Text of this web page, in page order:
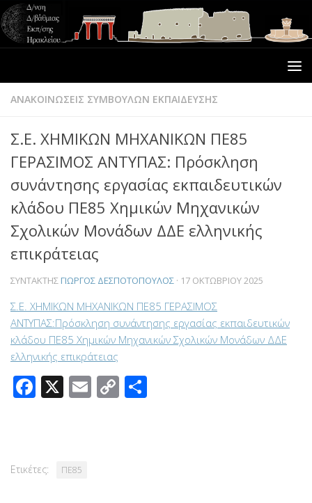
ΑΝΑΚΟΙΝΩΣΕΙΣ ΣΥΜΒΟΥΛΩΝ ΕΚΠΑΙΔΕΥΣΗΣ
Σ.Ε. ΧΗΜΙΚΩΝ ΜΗΧΑΝΙΚΩΝ ΠΕ85
ΓΕΡΑΣΙΜΟΣ ΑΝΤΥΠΑΣ: Πρόσκληση
συνάντησης εργασίας εκπαιδευτικών
κλάδου ΠΕ85 Χημικών Μηχανικών
Σχολικών Μονάδων ΔΔΕ ελληνικής
επικράτειας
ΣΥΝΤΆΚΤΗΣ ΓΙΏΡΓΟΣ ΔΕΣΠΟΤΌΠΟΥΛΟΣ · 17 ΟΚΤΩΒΡΊΟΥ 2025
Σ.Ε. ΧΗΜΙΚΩΝ ΜΗΧΑΝΙΚΩΝ ΠΕ85 ΓΕΡΑΣΙΜΟΣ
ΑΝΤΥΠΑΣ:Πρόσκληση συνάντησης εργασίας εκπαιδευτικών
κλάδου ΠΕ85 Χημικών Μηχανικών Σχολικών Μονάδων ΔΔΕ
ελληνικής επικράτειας
Facebook
X Email
Copy
Ετικέτες: ΠΕ85